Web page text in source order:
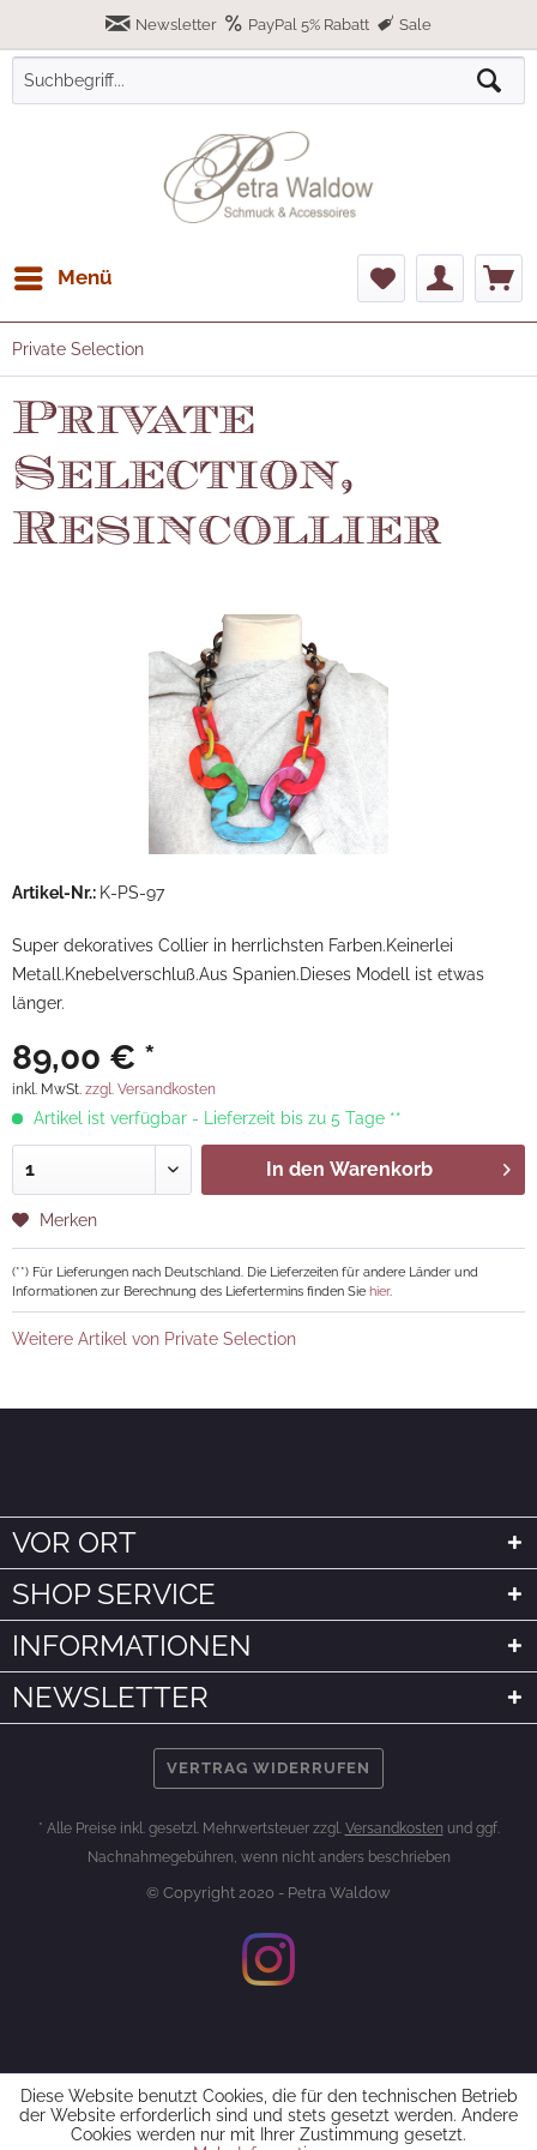
Newsletter PayPal 5% Rabatt Sale
Menü
Private Selection
Private
Selection,
Resincollier
Artikel-Nr.: K-PS-97
Super dekoratives Collier in herrlichsten Farben.Keinerlei
Metall.Knebelverschluß.Aus Spanien.Dieses Modell ist etwas
länger.
89,00 € *
inkl. MwSt. zzgl. Versandkosten
Artikel ist verfügbar - Lieferzeit bis zu 5 Tage **
In den Warenkorb
Merken
(**) Für Lieferungen nach Deutschland. Die Lieferzeiten für andere Länder und
Informationen zur Berechnung des Liefertermins finden Sie hier.
Weitere Artikel von Private Selection
VOR ORT
SHOP SERVICE
INFORMATIONEN
NEWSLETTER
VERTRAG WIDERRUFEN
* Alle Preise inkl. gesetzl. Mehrwertsteuer zzgl. Versandkosten und ggf.
Nachnahmegebühren, wenn nicht anders beschrieben
© Copyright 2020 - Petra Waldow
Diese Website benutzt Cookies, die für den technischen Betrieb
der Website erforderlich sind und stets gesetzt werden. Andere
Cookies werden nur mit Ihrer Zustimmung gesetzt.